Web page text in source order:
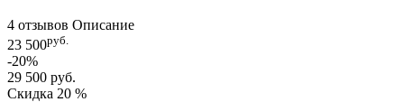
4 отзывов Описание
23 500руб.
-20%
29 500 руб.
Скидка 20 %